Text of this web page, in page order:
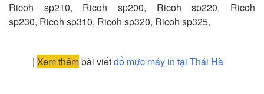
Ricoh sp210, Ricoh sp200, Ricoh sp220, Ricoh
sp230, Ricoh sp310, Ricoh sp320, Ricoh sp325,
| Xem thêmbài viếtđổ mực máy in tại Thái Hà